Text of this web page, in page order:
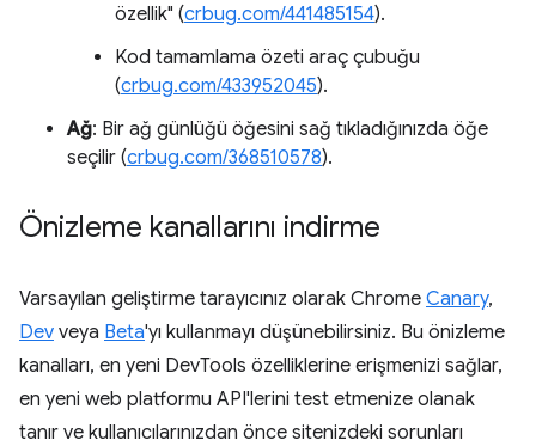
özellik" (crbug.com/441485154).
Kod tamamlama özeti araç çubuğu
(crbug.com/433952045).
Ağ: Bir ağ günlüğü öğesini sağ tıkladığınızda öğe
seçilir (crbug.com/368510578).
Önizleme kanallarını indirme
Varsayılan geliştirme tarayıcınız olarak Chrome Canary,
Dev veya Beta'yı kullanmayı düşünebilirsiniz. Bu önizleme
kanalları, en yeni DevTools özelliklerine erişmenizi sağlar,
en yeni web platformu API'lerini test etmenize olanak
tanır ve kullanıcılarınızdan önce sitenizdeki sorunları